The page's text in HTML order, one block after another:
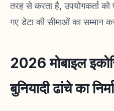
तरह से करता है, उपयोगकर्ता को
गए डेटा की सीमाओं का सम्मान
2026 मोबाइल
बुनियादी ढांचे का